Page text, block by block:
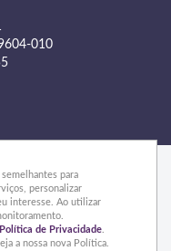
010
para
personalizar
interesse. Ao utilizar
Política de Privacidade
a nossa nova Política.